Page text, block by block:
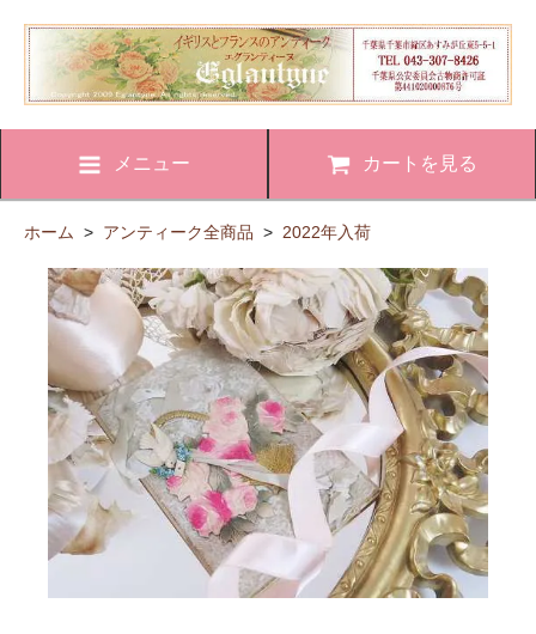
メニュー カートを見る
ホーム > アンティーク全商品 > 2022年入荷